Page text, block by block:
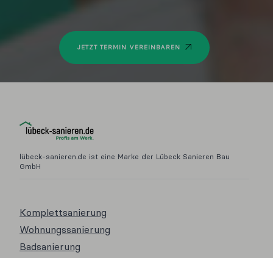
JETZT TERMIN VEREINBAREN
lübeck-sanieren.de ist eine Marke der Lübeck Sanieren Bau
GmbH
Komplettsanierung
Wohnungssanierung
Badsanierung